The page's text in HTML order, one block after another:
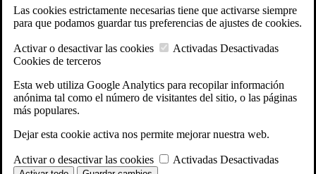
Las cookies estrictamente necesarias tiene que activarse siempre
para que podamos guardar tus preferencias de ajustes de cookies.
Activar o desactivar las cookies Activadas Desactivadas
Cookies de terceros
Esta web utiliza Google Analytics para recopilar información
anónima tal como el número de visitantes del sitio, o las páginas
más populares.
Dejar esta cookie activa nos permite mejorar nuestra web.
Activar o desactivar las cookies Activadas Desactivadas